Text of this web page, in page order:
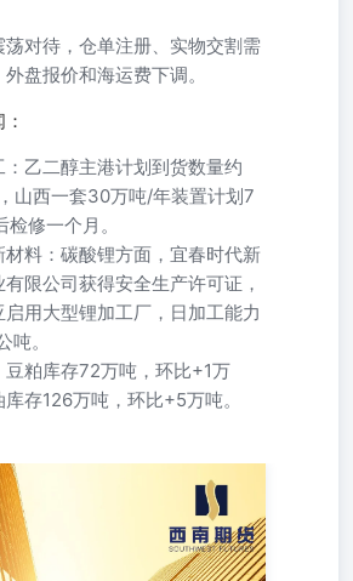
荡对待，仓单注册、实物交割需
盘报价和海运费下调。
：乙二醇主港计划到货数量约
山西一套30万吨/年装置计划7
检修一个月。
材料：碳酸锂方面，宜春时代新
限公司获得安全生产许可证，
启用大型锂加工厂，日加工能力
吨。
豆粕库存72万吨，环比+1万
存126万吨，环比+5万吨。
期三 地址：电话：重庆市江北区金沙门路
67071029上海市浦东新区世纪大道210号10
宏观动态 国家外汇局数据显示，截
外汇储备规模为34163亿美元，较5月末下降